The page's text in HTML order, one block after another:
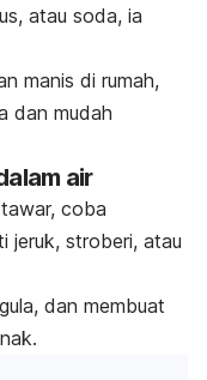
atau soda, ia
manis di rumah,
dan mudah
air
coba
jeruk, stroberi, atau
dan membuat